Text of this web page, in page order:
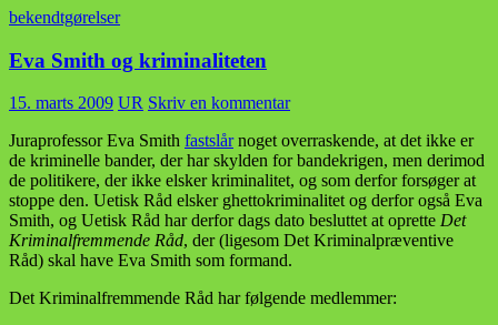
bekendtgørelser
Eva Smith og kriminaliteten
15. marts 2009 UR Skriv en kommentar
Juraprofessor Eva Smith fastslårnoget overraskende, at det ikke er
de kriminelle bander, der har skylden for bandekrigen, men derimod
de politikere, der ikke elsker kriminalitet, og som derfor forsøger at
stoppe den. Uetisk Råd elsker ghettokriminalitet og derfor også Eva
Smith, og Uetisk Råd har derfor dags dato besluttet at oprette Det
Kriminalfremmende Råd, der (ligesom Det Kriminalpræventive
Råd) skal have Eva Smith som formand.
Det Kriminalfremmende Råd har følgende medlemmer: